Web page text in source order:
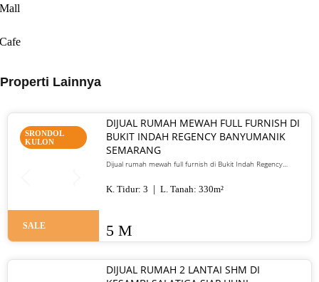
Mall
Cafe
Properti Lainnya
SRONDOL
KULON
SALE
DIJUAL RUMAH MEWAH FULL FURNISH DI
BUKIT INDAH REGENCY BANYUMANIK
SEMARANG
Dijual rumah mewah full furnish di Bukit Indah Regency
premium. Harga 5 M nego
K. Tidur: 3 L. Tanah: 330m²
5 M
DIJUAL RUMAH 2 LANTAI SHM DI